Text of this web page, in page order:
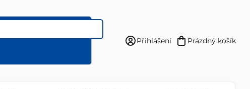
Přihlášení
Nákupní
Prázdný košík